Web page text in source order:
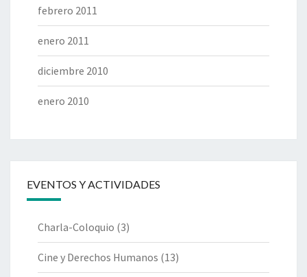
febrero 2011
enero 2011
diciembre 2010
enero 2010
EVENTOS Y ACTIVIDADES
Charla-Coloquio (3)
Cine y Derechos Humanos (13)